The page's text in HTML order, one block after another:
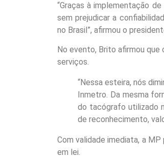
“Graças à implementação
sem prejudicar a
no Brasil”, afirmou o
No evento, Brito afirmou
serviços.
“Nessa esteira, nós
Inmetro. Da mesma
do tacógrafo utilizado
de reconhecimento,
Com validade imediata, a
em lei.